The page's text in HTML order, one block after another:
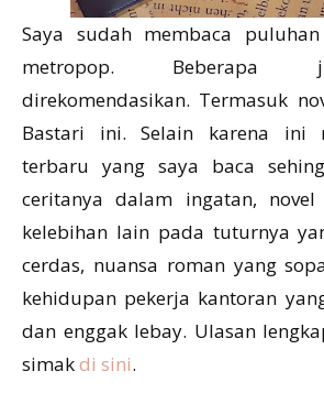
Saya sudah membaca
metropop. Beberapa
direkomendasikan. Termasuk
Bastari ini. Selain karena ini
terbaru yang saya baca
ceritanya dalam ingatan,
kelebihan lain pada tuturnya
cerdas, nuansa roman yang
kehidupan pekerja kantoran
dan enggak lebay. Ulasan
simakdi sini.